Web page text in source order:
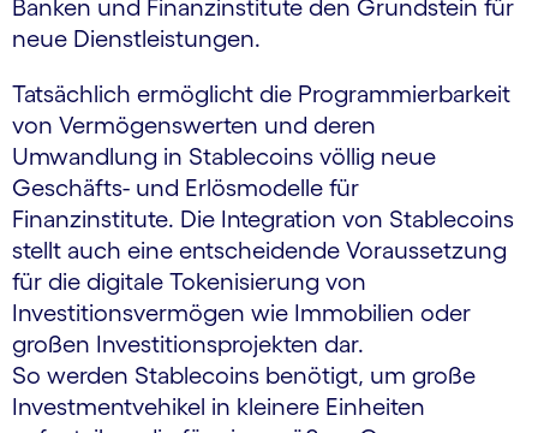
Banken und Finanzinstitute den Grundstein für
neue Dienstleistungen.
Tatsächlich ermöglicht die Programmierbarkeit
von Vermögenswerten und deren
Umwandlung in Stablecoins völlig neue
Geschäfts- und Erlösmodelle für
Finanzinstitute. Die Integration von Stablecoins
stellt auch eine entscheidende Voraussetzung
für die digitale Tokenisierung von
Investitionsvermögen wie Immobilien oder
großen Investitionsprojekten dar.
So werden Stablecoins benötigt, um große
Investmentvehikel in kleinere Einheiten